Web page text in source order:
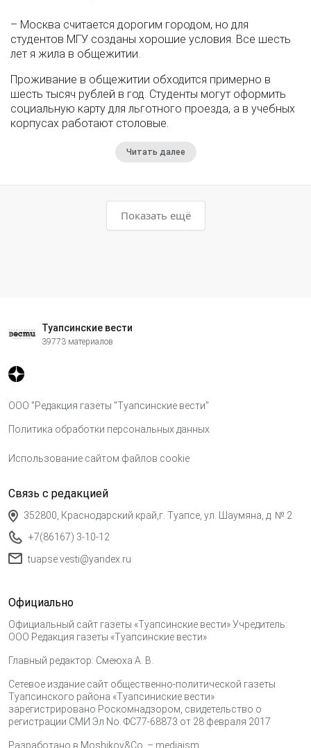
– Москва считается дорогим городом, но для
студентов МГУ созданы хорошие условия. Все шесть
лет я жила в общежитии.
Проживание в общежитии обходится примерно в
шесть тысяч рублей в год. Студенты могут оформить
социальную карту для льготного проезда, а в учебных
корпусах работают столовые.
Читать далее
Показать ещё
Туапсинские вести
39773 материалов
ООО "Редакция газеты "Туапсинские вести"
Политика обработки персональных данных
Использование сайтом файлов cookie
Связь с редакцией
352800, Краснодарский край,г. Туапсе, ул. Шаумяна, д. № 2
+7(86167) 3-10-12
tuapse.vesti@yandex.ru
Официально
Официальный сайт газеты «Туапсинские вести» Учредитель:
ООО Редакция газеты «Туапсинские вести»
Главный редактор: Смеюха А. В.
Сетевое издание сайт общественно-политической газеты
Туапсинского района «Туапсиниские вести»
зарегистрировано Роскомнадзором, свидетельство о
регистрации СМИ Эл No. ФС77-68873 от 28 февраля 2017
Разработано в Moshikov&Co. – mediaism